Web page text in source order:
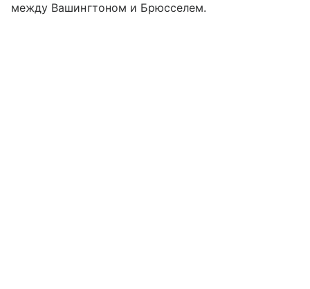
между Вашингтоном и Брюсселем.